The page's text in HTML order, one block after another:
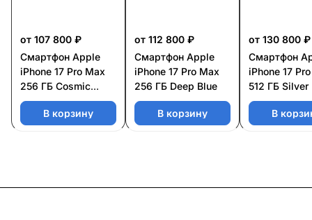
от 107 800 ₽
Смартфон Apple
iPhone 17 Pro Max
256 ГБ Cosmic
Orange
В корзину
от 112 800 ₽
Смартфон Apple
iPhone 17 Pro Max
256 ГБ Deep Blue
В корзину
от 130 800 ₽
Смартфон
iPhone 17
512 ГБ Silver
В